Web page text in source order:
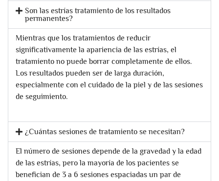
Son las estrías tratamiento de los resultados
permanentes?
Mientras que los tratamientos de reducir
significativamente la apariencia de las estrías, el
tratamiento no puede borrar completamente de ellos.
Los resultados pueden ser de larga duración,
especialmente con el cuidado de la piel y de las sesiones
de seguimiento.
¿Cuántas sesiones de tratamiento se necesitan?
El número de sesiones depende de la gravedad y la edad
de las estrías, pero la mayoría de los pacientes se
benefician de 3 a 6 sesiones espaciadas un par de